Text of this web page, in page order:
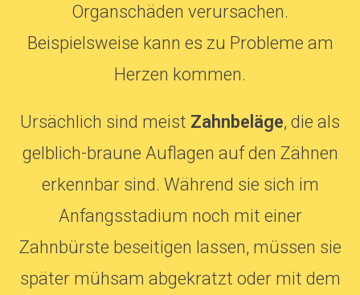
Organschäden verursachen.
Beispielsweise kann es zu Probleme am
Herzen kommen.
Ursächlich sind meist Zahnbeläge, die als
gelblich-braune Auflagen auf den Zähnen
erkennbar sind. Während sie sich im
Anfangsstadium noch mit einer
Zahnbürste beseitigen lassen, müssen sie
später mühsam abgekratzt oder mit dem